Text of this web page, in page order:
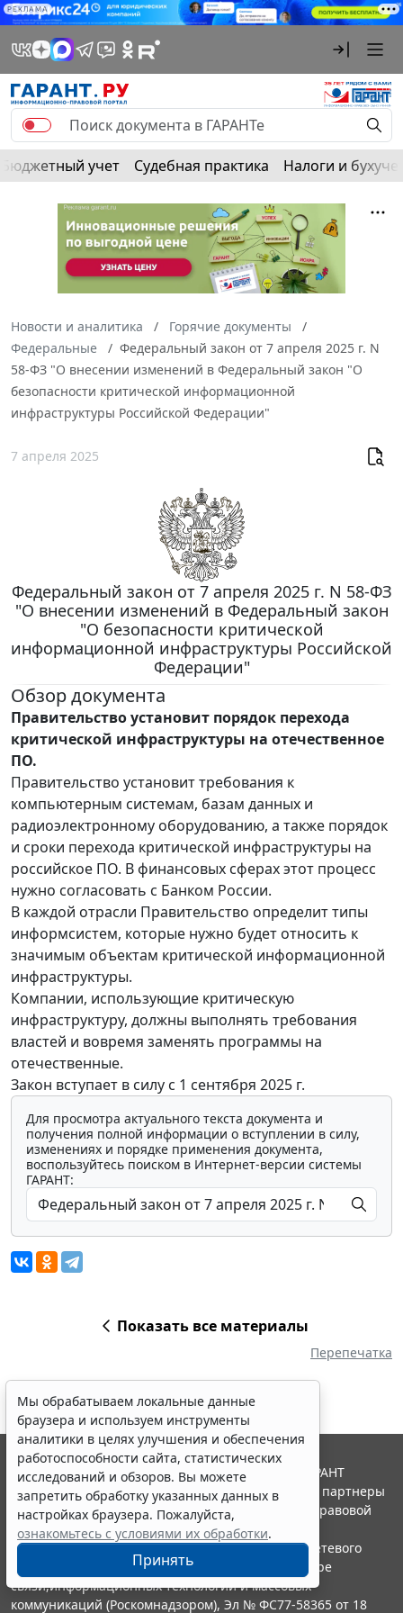
РЕКЛАМА
Бюджетный учет Судебная практика Налоги и
Новости и аналитика
Горячие документы
Федеральные
Федеральный закон от 7 апреля 2025 г. N
58-ФЗ "О внесении изменений в Федеральный закон "О
безопасности критической информационной
инфраструктуры Российской Федерации"
7 апреля 2025
Федеральный закон от 7 апреля 2025 г. N 58-ФЗ
"О внесении изменений в Федеральный закон
"О безопасности критической
информационной инфраструктуры Российской
Федерации"
Обзор документа
Правительство установит порядок перехода
критической инфраструктуры на отечественное
ПО.
Правительство установит требования к
компьютерным системам, базам данных и
радиоэлектронному оборудованию, а также порядок
и сроки перехода критической инфраструктуры на
российское ПО. В финансовых сферах этот процесс
нужно согласовать с Банком России.
В каждой отрасли Правительство определит типы
информсистем, которые нужно будет относить к
значимым объектам критической информационной
инфраструктуры.
Компании, использующие критическую
инфраструктуру, должны выполнять требования
властей и вовремя заменять программы на
отечественные.
Закон вступает в силу с 1 сентября 2025 г.
Для просмотра актуального текста документа и
получения полной информации о вступлении в силу,
изменениях и порядке применения документа,
воспользуйтесь поиском в Интернет-версии системы
ГАРАНТ:
Показать все материалы
Перепечатка
Мы обрабатываем локальные данные
браузера и используем инструменты
аналитики в целях улучшения и обеспечения
работоспособности сайта, статистических
исследований и обзоров. Вы можете
запретить обработку указанных данных в
настройках браузера. Пожалуйста,
ознакомьтесь с условиями их обработки.
Принять
© ООО "НПП "ГАРАНТ-СЕРВИС", 2026. Система ГАРАНТ
выпускается с 1990 года. Компания "Гарант" и ее партнеры
являются участниками Российской ассоциации правовой
информации ГАРАНТ.
Портал ГАРАНТ.РУ зарегистрирован в качестве сетевого
издания Федеральной службой по надзору в сфере
связи,информационных технологий и массовых
коммуникаций (Роскомнадзором), Эл № ФС77-58365 от 18